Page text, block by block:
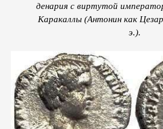
денария с виртутой
Каракаллы (Антонин как
э.).